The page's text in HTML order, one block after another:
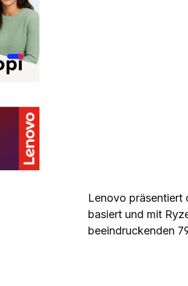
Lenovo
basiert und mit
beeindruckenden